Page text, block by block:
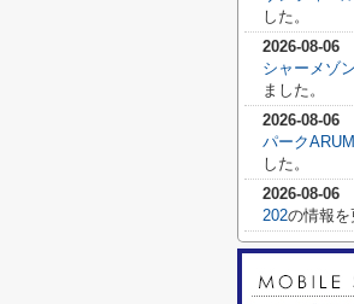
した。
2026-08-06
シャーメゾ
ました。
2026-08-06
パーク
した。
2026-08-06
202の情報を